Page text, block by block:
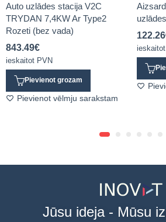
Auto uzlādes stacija V2C
TRYDAN 7,4KW Ar Type2
Rozeti (bez vada)
843.49€
ieskaitot PVN
Pievienot grozam
Pievienot vēlmju sarakstam
122.26
Jūsu ideja - Mūsu